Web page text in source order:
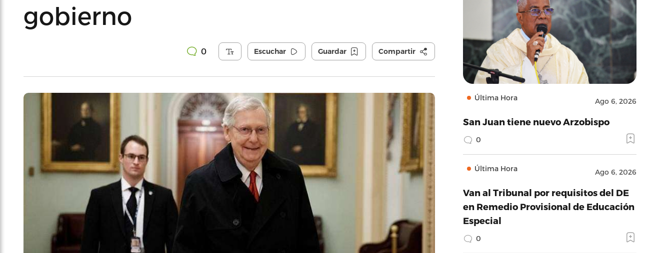
gobierno
0 Escuchar Guardar Compartir
Última Hora Ago 6, 2026
San Juan tiene nuevo Arzobispo
0
Última Hora Ago 6, 2026
Van al Tribunal por requisitos del DE
en Remedio Provisional de Educación
Especial
0